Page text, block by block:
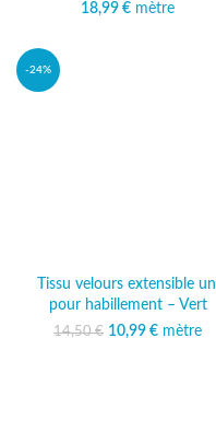
18,99 € mètre
-24%
Tissu velours extensible
pour habillement – Vert
14,50€ Le prix initial
10,99 €
Le prix
mètre